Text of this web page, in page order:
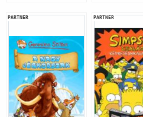
PARTNER PARTNER